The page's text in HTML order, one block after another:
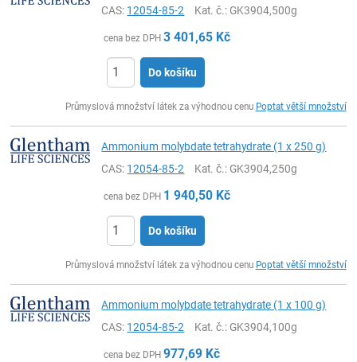
CAS: 12054-85-2 Kat. č.: GK3904,500g
cena bez DPH 3 401,65 Kč
Do košíku
Průmyslová množství látek za výhodnou cenu Poptat větší množství
Ammonium molybdate tetrahydrate (1 x 250 g)
CAS: 12054-85-2 Kat. č.: GK3904,250g
cena bez DPH 1 940,50 Kč
Do košíku
Průmyslová množství látek za výhodnou cenu Poptat větší množství
Ammonium molybdate tetrahydrate (1 x 100 g)
CAS: 12054-85-2 Kat. č.: GK3904,100g
cena bez DPH 977,69 Kč